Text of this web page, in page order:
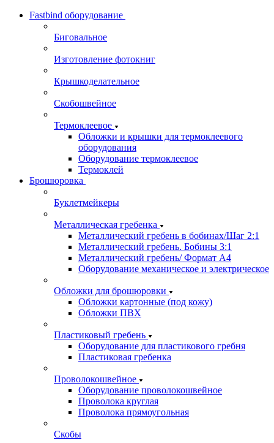
Fastbind оборудование
Биговальное
Изготовление фотокниг
Крышкоделательное
Скобошвейное
Термоклеевое
Обложки и крышки для термоклеевого
оборудования
Оборудование термоклеевое
Термоклей
Брошюровка
Буклетмейкеры
Металлическая гребенка
Металлический гребень в бобинах/Шаг 2:1
Металлический гребень. Бобины 3:1
Металлический гребень/ Формат А4
Оборудование механическое и электрическое
Обложки для брошюровки
Обложки картонные (под кожу)
Обложки ПВХ
Пластиковый гребень
Оборудование для пластикового гребня
Пластиковая гребенка
Проволокошвейное
Оборудование проволокошвейное
Проволока круглая
Проволока прямоугольная
Скобы